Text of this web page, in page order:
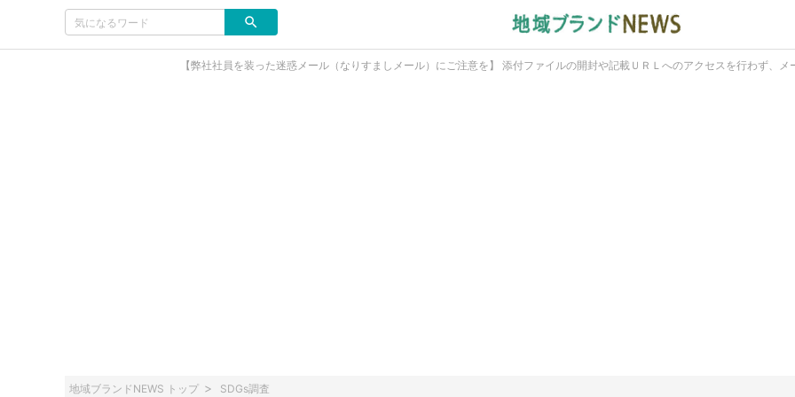
【弊社社員を装った迷惑メール（なりすましメール）にご注意を】 添付ファイルの開封や記載ＵＲＬへのアクセスを行わず、メ
地域ブランドNEWS トップ SDGs調査